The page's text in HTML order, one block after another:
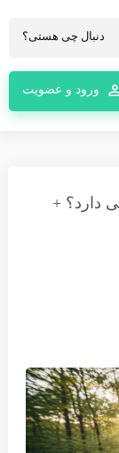
ورود و عضویت
دارد؟ +